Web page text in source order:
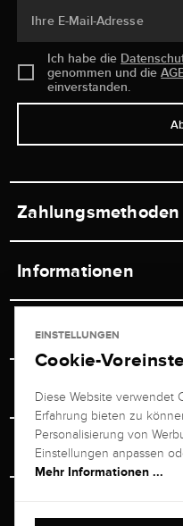
Ihre E-Mail-Adresse
Ich habe die
genommen und die
einverstanden.
Zahlungsmethoden
Informationen
Ladengeschäft
Versand & Zahlung
Ratgeber
Service
Newsletterabmeldung
Retouren-Service
Vertrag Widerrufen
Juwelier Brogle
Über uns
Unternehmen
Persönlicher
EINSTELLUNGEN
Cookie-
Diese Website verwendet
Erfahrung bieten zu
Personalisierung von
Einstellungen anpassen
Mehr Informationen ...